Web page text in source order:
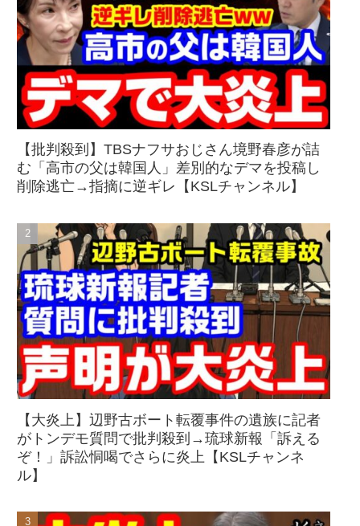
【批判殺到】TBSナフサおじさん境野春彦が詰
む「高市の父は韓国人」差別的なデマを投稿し
削除逃亡→指摘に逆ギレ【KSLチャンネル】
【大炎上】辺野古ボート転覆事件の遺族に記者
がトンデモ質問で批判殺到→琉球新報「訴える
ぞ！」訴訟恫喝でさらに炎上【KSLチャンネ
ル】